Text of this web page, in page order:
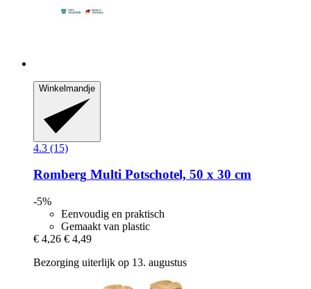
Winkelmandje
4.3 (15)
Romberg Multi Potschotel, 50 x 30 cm
-5%
Eenvoudig en praktisch
Gemaakt van plastic
€ 4,26 € 4,49
Bezorging uiterlijk op 13. augustus